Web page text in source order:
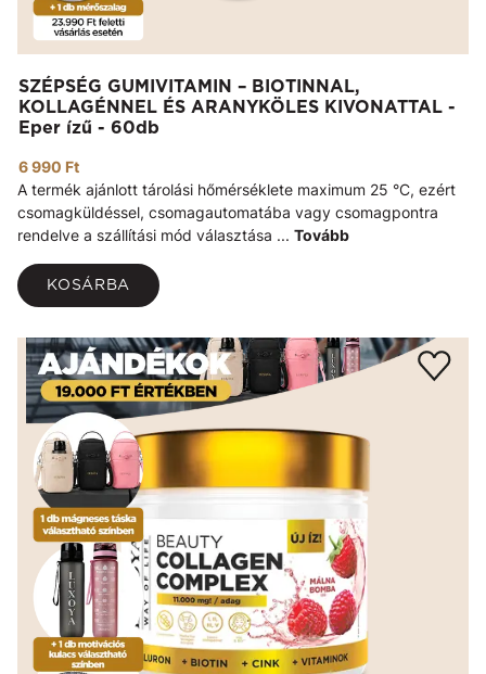
SZÉPSÉG GUMIVITAMIN – BIOTINNAL,
KOLLAGÉNNEL ÉS ARANYKÖLES KIVONATTAL -
Eper ízű - 60db
6 990 Ft
A termék ajánlott tárolási hőmérséklete maximum 25 °C, ezért
csomagküldéssel, csomagautomatába vagy csomagpontra
rendelve a szállítási mód választása ... Tovább
KOSÁRBA